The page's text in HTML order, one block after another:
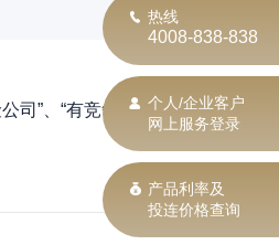
司”、“有竞争力保障
热线
4008-838-838
个人/企业客户
网上服务登录
产品利率及
投连价格查询